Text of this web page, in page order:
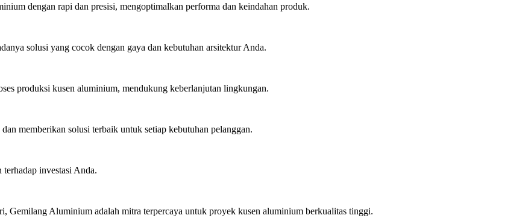
dengan rapi dan presisi, mengoptimalkan performa dan keindahan produk.
solusi yang cocok dengan gaya dan kebutuhan arsitektur Anda.
produksi kusen aluminium, mendukung keberlanjutan lingkungan.
memberikan solusi terbaik untuk setiap kebutuhan pelanggan.
investasi Anda.
Gemilang Aluminium adalah mitra terpercaya untuk proyek kusen aluminium berkualitas tinggi.